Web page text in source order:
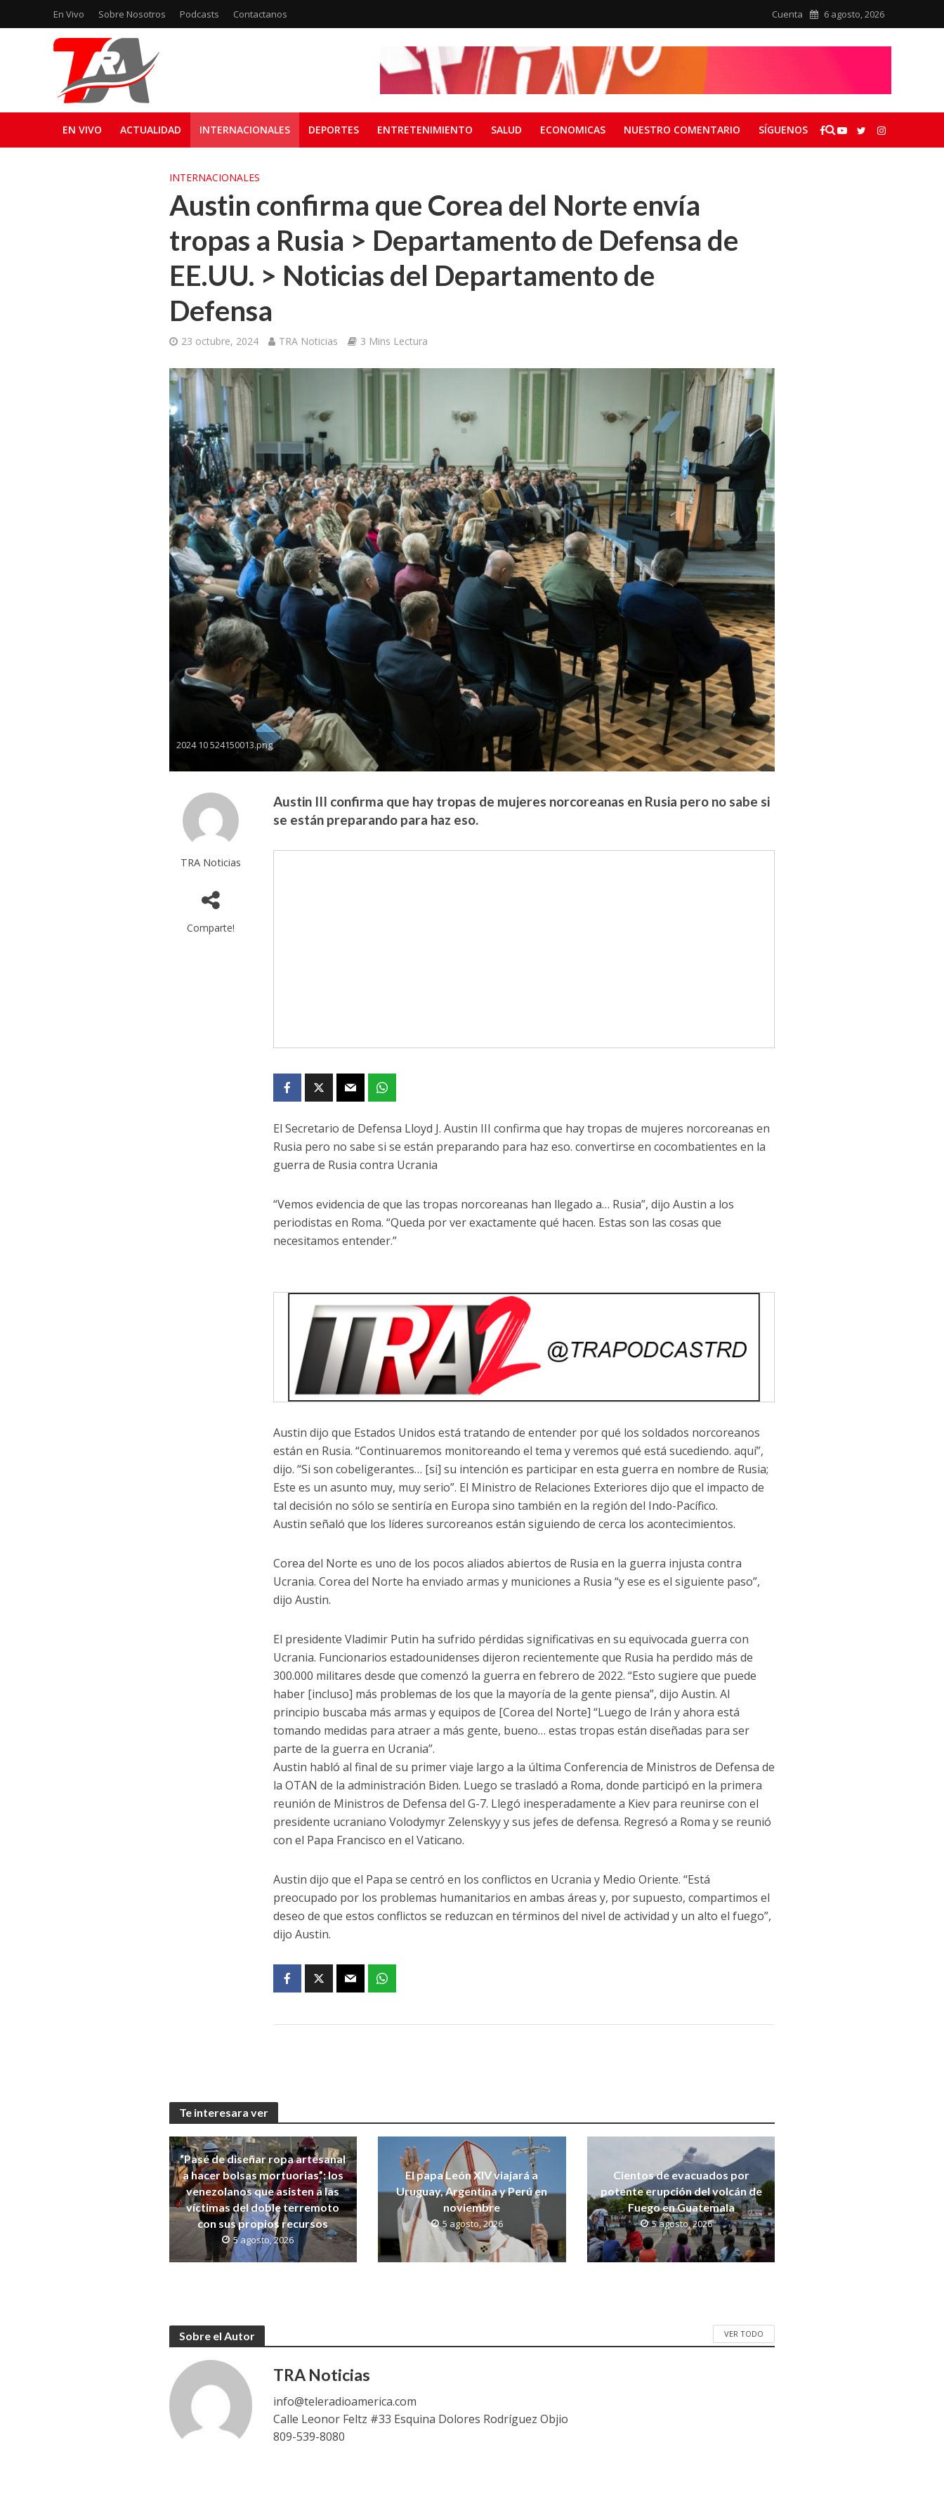
En Vivo Sobre Nosotros Podcasts Contactanos Cuenta 6 agosto, 2026
EN VIVO ACTUALIDAD INTERNACIONALES DEPORTES ENTRETENIMIENTO SALUD ECONOMICAS NUESTRO COMENTARIO SÍGUENOS
INTERNACIONALES
Austin confirma que Corea del Norte envía
tropas a Rusia > Departamento de Defensa de
EE.UU. > Noticias del Departamento de
Defensa
23 octubre, 2024 TRA Noticias 3 Mins Lectura
2024 10 524150013.png
TRA Noticias
Comparte!
Austin III confirma que hay tropas de mujeres norcoreanas en Rusia pero no sabe si
se están preparando para haz eso.
El Secretario de Defensa Lloyd J. Austin III confirma que hay tropas de mujeres norcoreanas en
Rusia pero no sabe si se están preparando para haz eso. convertirse en cocombatientes en la
guerra de Rusia contra Ucrania
“Vemos evidencia de que las tropas norcoreanas han llegado a… Rusia”, dijo Austin a los
periodistas en Roma. “Queda por ver exactamente qué hacen. Estas son las cosas que
necesitamos entender.”
Austin dijo que Estados Unidos está tratando de entender por qué los soldados norcoreanos
están en Rusia. “Continuaremos monitoreando el tema y veremos qué está sucediendo. aquí”,
dijo. “Si son cobeligerantes… [si] su intención es participar en esta guerra en nombre de Rusia;
Este es un asunto muy, muy serio”. El Ministro de Relaciones Exteriores dijo que el impacto de
tal decisión no sólo se sentiría en Europa sino también en la región del Indo-Pacífico.
Austin señaló que los líderes surcoreanos están siguiendo de cerca los acontecimientos.
Corea del Norte es uno de los pocos aliados abiertos de Rusia en la guerra injusta contra
Ucrania. Corea del Norte ha enviado armas y municiones a Rusia “y ese es el siguiente paso”,
dijo Austin.
El presidente Vladimir Putin ha sufrido pérdidas significativas en su equivocada guerra con
Ucrania. Funcionarios estadounidenses dijeron recientemente que Rusia ha perdido más de
300.000 militares desde que comenzó la guerra en febrero de 2022. “Esto sugiere que puede
haber [incluso] más problemas de los que la mayoría de la gente piensa”, dijo Austin. Al
principio buscaba más armas y equipos de [Corea del Norte] “Luego de Irán y ahora está
tomando medidas para atraer a más gente, bueno… estas tropas están diseñadas para ser
parte de la guerra en Ucrania”.
Austin habló al final de su primer viaje largo a la última Conferencia de Ministros de Defensa de
la OTAN de la administración Biden. Luego se trasladó a Roma, donde participó en la primera
reunión de Ministros de Defensa del G-7. Llegó inesperadamente a Kiev para reunirse con el
presidente ucraniano Volodymyr Zelenskyy y sus jefes de defensa. Regresó a Roma y se reunió
con el Papa Francisco en el Vaticano.
Austin dijo que el Papa se centró en los conflictos en Ucrania y Medio Oriente. “Está
preocupado por los problemas humanitarios en ambas áreas y, por supuesto, compartimos el
deseo de que estos conflictos se reduzcan en términos del nivel de actividad y un alto el fuego”,
dijo Austin.
Te interesara ver
“Pasé de diseñar ropa artesanal
a hacer bolsas mortuorias”: los
venezolanos que asisten a las
víctimas del doble terremoto
con sus propios recursos
5 agosto, 2026
El papa León XIV viajará a
Uruguay, Argentina y Perú en
noviembre
5 agosto, 2026
Cientos de evacuados por
potente erupción del volcán de
Fuego en Guatemala
5 agosto, 2026
Sobre el Autor VER TODO
TRA Noticias
info@teleradioamerica.com
Calle Leonor Feltz #33 Esquina Dolores Rodríguez Objio
809-539-8080